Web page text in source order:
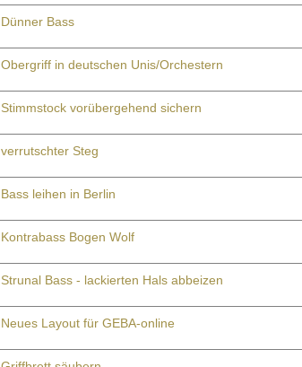
Dünner Bass
Obergriff in deutschen Unis/Orchestern
Stimmstock vorübergehend sichern
verrutschter Steg
Bass leihen in Berlin
Kontrabass Bogen Wolf
Strunal Bass - lackierten Hals abbeizen
Neues Layout für GEBA-online